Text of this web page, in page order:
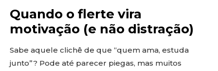
Quando o flerte vira
motivação (e não distração)
Sabe aquele clichê de que “quem ama, estuda
junto”? Pode até parecer piegas, mas muitos